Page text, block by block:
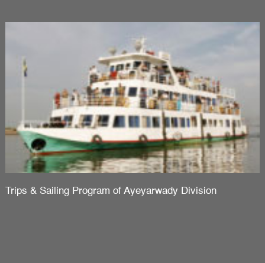
Trips & Sailing Program of Ayeyarwady Division